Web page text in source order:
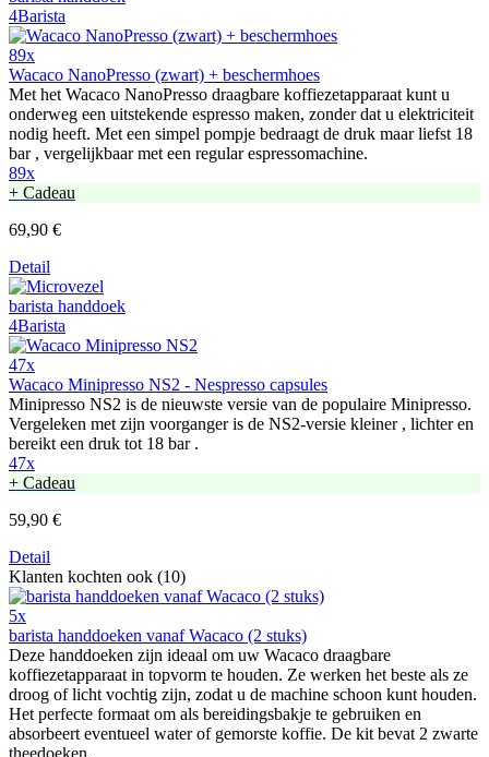
89x
Wacaco NanoPresso (zwart) + beschermhoes
Met het Wacaco NanoPresso draagbare koffiezetapparaat kunt u
onderweg een uitstekende espresso maken, zonder dat u elektriciteit
nodig heeft. Met een simpel pompje bedraagt de druk maar liefst 18
bar , vergelijkbaar met een regular espressomachine.
89x
+ Cadeau
69,90 €
Detail
47x
Wacaco Minipresso NS2 - Nespresso capsules
Minipresso NS2 is de nieuwste versie van de populaire Minipresso.
Vergeleken met zijn voorganger is de NS2-versie kleiner , lichter en
bereikt een druk tot 18 bar .
47x
+ Cadeau
59,90 €
Detail
Klanten kochten ook (10)
5x
barista handdoeken vanaf Wacaco (2 stuks)
Deze handdoeken zijn ideaal om uw Wacaco draagbare
koffiezetapparaat in topvorm te houden. Ze werken het beste als ze
droog of licht vochtig zijn, zodat u de machine schoon kunt houden.
Het perfecte formaat om als bereidingsbakje te gebruiken en
absorbeert eventueel water of gemorste koffie. De kit bevat 2 zwarte
theedoeken.